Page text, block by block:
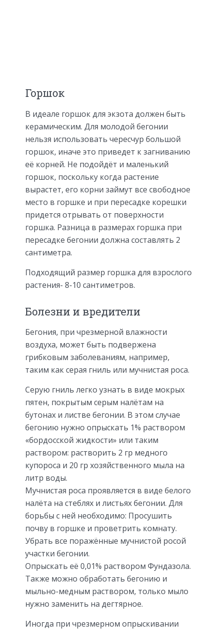
Горшок
В идеале горшок для экзота должен быть
керамическим. Для молодой бегонии
нельзя использовать чересчур большой
горшок, иначе это приведет к загниванию
её корней. Не подойдёт и маленький
горшок, поскольку когда растение
вырастет, его корни займут все свободное
место в горшке и при пересадке корешки
придется отрывать от поверхности
горшка. Разница в размерах горшка при
пересадке бегонии должна составлять 2
сантиметра.
Подходящий размер горшка для взрослого
растения- 8-10 сантиметров.
Болезни и вредители
Бегония, при чрезмерной влажности
воздуха, может быть подвержена
грибковым заболеваниям, например,
таким как серая гниль или мучнистая роса.
Серую гниль легко узнать в виде мокрых
пятен, покрытым серым налётам на
бутонах и листве бегонии. В этом случае
бегонию нужно опрыскать 1% раствором
«бордосской жидкости» или таким
раствором: растворить 2 гр медного
купороса и 20 гр хозяйственного мыла на
литр воды.
Мучнистая роса проявляется в виде белого
налёта на стеблях и листьях бегонии. Для
борьбы с ней необходимо: Просушить
почву в горшке и проветрить комнату.
Убрать все поражённые мучнистой росой
участки бегонии.
Опрыскать её 0,01% раствором Фундазола.
Также можно обработать бегонию и
мыльно-медным раствором, только мыло
нужно заменить на дегтярное.
Иногда при чрезмерном опрыскивании